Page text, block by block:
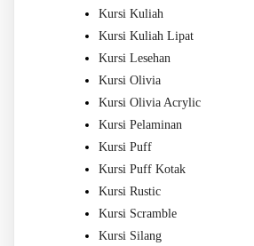
Kursi Kuliah
Kursi Kuliah Lipat
Kursi Lesehan
Kursi Olivia
Kursi Olivia Acrylic
Kursi Pelaminan
Kursi Puff
Kursi Puff Kotak
Kursi Rustic
Kursi Scramble
Kursi Silang